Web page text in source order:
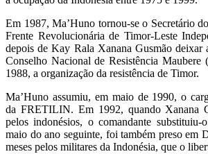
Em 1987, Ma’Huno tornou-se o Secretário
Frente Revolucionária de Timor-Leste
depois de Kay Rala Xanana Gusmão
Conselho Nacional de Resistência
1988, a organização da resistência de Timor.
Ma’Huno assumiu, em maio de 1990, o
da FRETILIN. Em 1992, quando Xanana
pelos indonésios, o comandante
maio do ano seguinte, foi também preso em
meses pelos militares da Indonésia, que o